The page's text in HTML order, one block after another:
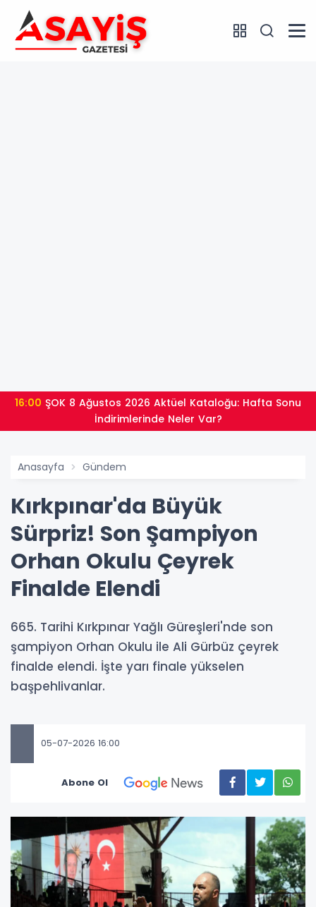
16:00
İndirimlerinde Neler Var?
Anasayfa Gündem
Kırkpınar'da Büyük
Sürpriz! Son Şampiyon
Orhan Okulu Çeyrek
Finalde Elendi
665. Tarihi Kırkpınar Yağlı Güreşleri'nde son
şampiyon Orhan Okulu ile Ali Gürbüz çeyrek
finalde elendi. İşte yarı finale yükselen
başpehlivanlar.
05-07-2026 16:00
Abone Ol